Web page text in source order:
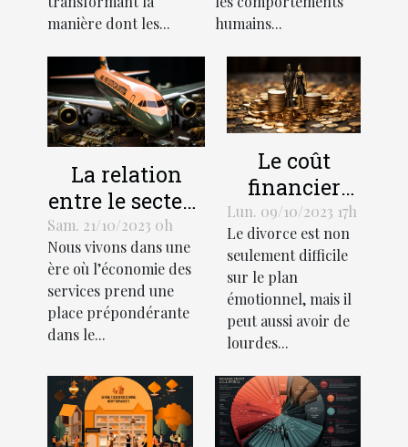
manière dont les...
humains...
La relation
entre le secteur
des services et
le
développement
économique
Sam. 21/10/2023 0h
Nous vivons dans une
ère où l’économie des
services prend une
place prépondérante
dans le...
Le coût
financier
d'un divorce:
Comment
gérer votre
budget
Lun. 09/10/2023 17h
Le divorce est non
seulement difficile
sur le plan
émotionnel, mais il
peut aussi avoir de
lourdes...